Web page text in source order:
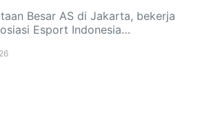
Besar AS di Jakarta, bekerja
Esport Indonesia…